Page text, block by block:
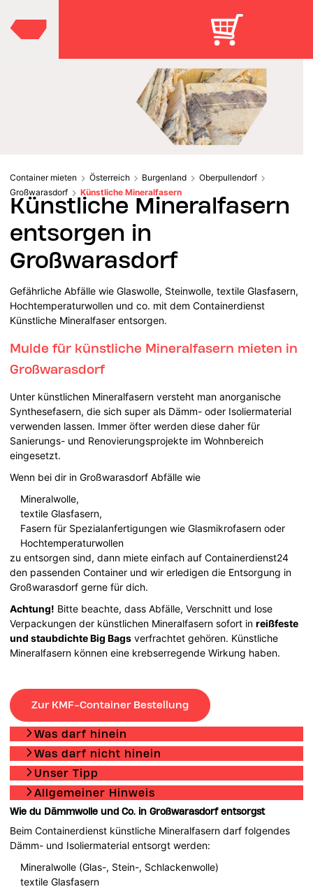
Container mieten Österreich Burgenland
Oberpullendorf
Großwarasdorf
Künstliche Mineralfasern
Künstliche Mineralfasern
entsorgen in
Großwarasdorf
Gefährliche Abfälle wie Glaswolle, Steinwolle, textile Glasfasern,
Hochtemperaturwollen und co. mit dem Containerdienst
Künstliche Mineralfaser entsorgen.
Mulde für künstliche Mineralfasern mieten in
Großwarasdorf
Unter künstlichen Mineralfasern versteht man anorganische
Synthesefasern, die sich super als Dämm- oder Isoliermaterial
verwenden lassen. Immer öfter werden diese daher für
Sanierungs- und Renovierungsprojekte im Wohnbereich
eingesetzt.
Wenn bei dir in Großwarasdorf Abfälle wie
Mineralwolle,
textile Glasfasern,
Fasern für Spezialanfertigungen wie Glasmikrofasern oder
Hochtemperaturwollen
zu entsorgen sind, dann miete einfach auf Containerdienst24
den passenden Container und wir erledigen die Entsorgung in
Großwarasdorf gerne für dich.
Achtung! Bitte beachte, dass Abfälle, Verschnitt und lose
Verpackungen der künstlichen Mineralfasern sofort inreißfeste
und staubdichte Big Bags verfrachtet gehören. Künstliche
Mineralfasern können eine krebserregende Wirkung haben.
Zur KMF-Container Bestellung
Was darf hinein
Was darf nicht hinein
Unser Tipp
Allgemeiner Hinweis
Wie du Dämmwolle und Co. in Großwarasdorf entsorgst
Beim Containerdienst künstliche Mineralfasern darf folgendes
Dämm- und Isoliermaterial entsorgt werden:
Mineralwolle (Glas-, Stein-, Schlackenwolle)
textile Glasfasern